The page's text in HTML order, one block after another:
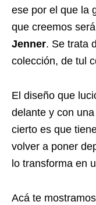
ese por el que la
que creemos
Jenner. Se trata
colección, de tul
El diseño que
delante y con
cierto es que
volver a poner
lo transforma en
Acá te